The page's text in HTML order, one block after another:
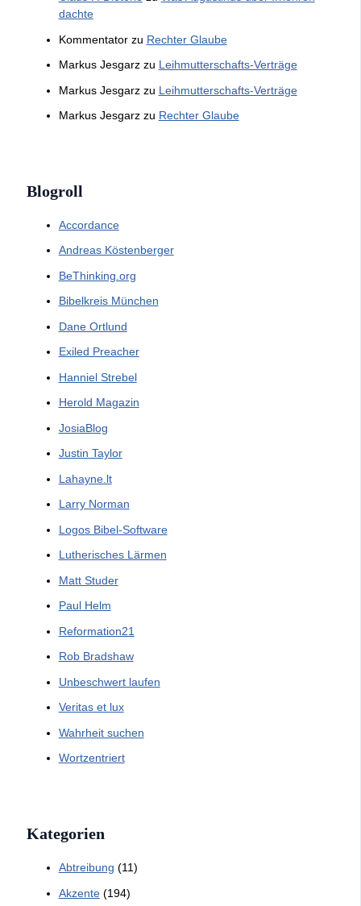
dachte
Kommentatorzu Rechter Glaube
Markus Jesgarzzu Leihmutterschafts-Verträge
Markus Jesgarzzu Leihmutterschafts-Verträge
Markus Jesgarzzu Rechter Glaube
Blogroll
Accordance
Andreas Köstenberger
BeThinking.org
Bibelkreis München
Dane Ortlund
Exiled Preacher
Hanniel Strebel
Herold Magazin
JosiaBlog
Justin Taylor
Lahayne.lt
Larry Norman
Logos Bibel-Software
Lutherisches Lärmen
Matt Studer
Paul Helm
Reformation21
Rob Bradshaw
Unbeschwert laufen
Veritas et lux
Wahrheit suchen
Wortzentriert
Kategorien
Abtreibung (11)
Akzente(194)